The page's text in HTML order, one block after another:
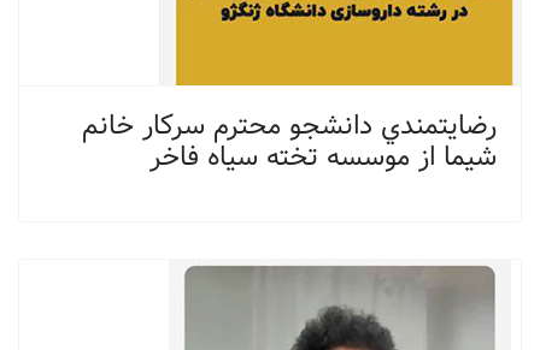
رضايتمندي دانشجو محترم سركار خانم
شيما از موسسه تخته سياه فاخر